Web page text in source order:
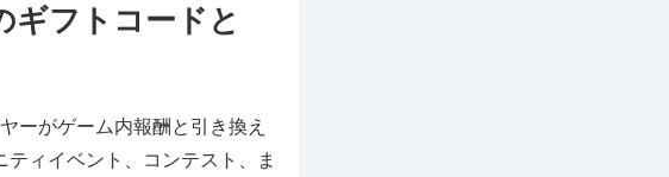
ギフトコードと
ーがゲーム内報酬と引き換え
ィイベント、コンテスト、ま